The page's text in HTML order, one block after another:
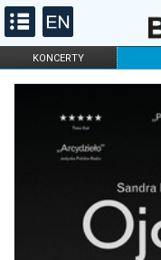
KONCERTY
FILHARMONIA
DLA DZIECI